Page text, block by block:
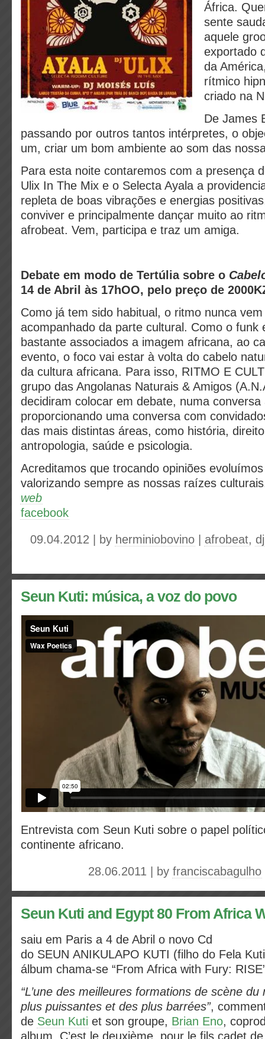
África.
sente
aquele
exportado
da
rítmico
criado na
De James
passando por outros tantos intérpretes, o
um, criar um bom ambiente ao som das
Para esta noite contaremos com a presença
Ulix In The Mix e o Selecta Ayala a
repleta de boas vibrações e energias
conviver e principalmente dançar muito ao
afrobeat. Vem, participa e traz um amiga.
Debate em modo de Tertúlia sobre o
14 de Abril às 17hOO, pelo preço de
Como já tem sido habitual, o ritmo nunca
acompanhado da parte cultural. Como o funk
bastante associados a imagem africana, ao
evento, o foco vai estar à volta do cabelo
da cultura africana. Para isso, RITMO E
grupo das Angolanas Naturais & Amigos
decidiram colocar em debate, numa
proporcionando uma conversa com
das mais distintas áreas, como história,
antropologia, saúde e psicologia.
Acreditamos que trocando opiniões
valorizando sempre as nossas raízes
web
facebook
09.04.2012 | by herminiobovino afrobeat, dj
Seun Kuti: música, a voz do povo
Entrevista com Seun Kuti sobre o papel
continente africano.
28.06.2011 | by franciscabagulho
Seun Kuti and Egypt 80 From Africa
saiu em Paris a 4 de Abril o novo Cd
do SEUN ANIKULAPO KUTI (filho do Fela
álbum chama-se “From Africa with Fury:
“L’une des meilleures formations de scène du
plus puissantes et des plus barrées”,
de Seun Kuti et son groupe, Brian Eno,
album. C’est le deuxième, pour le fils cadet